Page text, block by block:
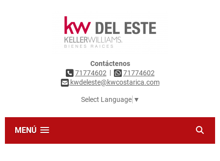
Contáctenos
71774602 |
71774602
kwdeleste@kwcostarica.com
Select Language ▼
MENÚ